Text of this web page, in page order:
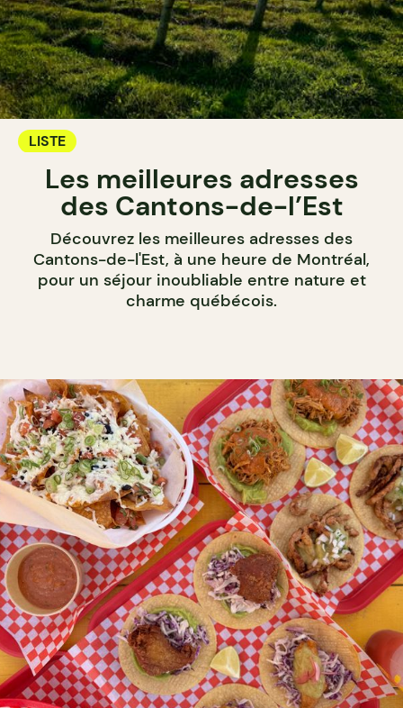
LISTE
Les meilleures adresses
des Cantons-de-l’Est
Découvrez les meilleures adresses des
Cantons-de-l'Est, à une heure de Montréal,
pour un séjour inoubliable entre nature et
charme québécois.